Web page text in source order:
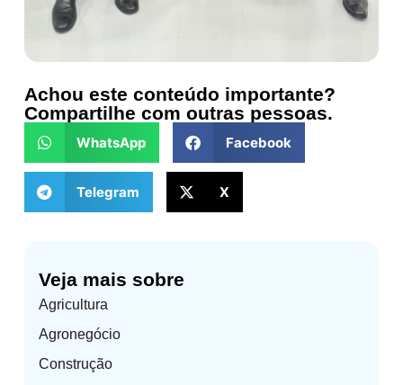
Veja mais sobre
Agricultura
Agronegócio
Construção
Achou este conteúdo importante?
Compartilhe com outras pessoas.
WhatsApp Facebook
Telegram X